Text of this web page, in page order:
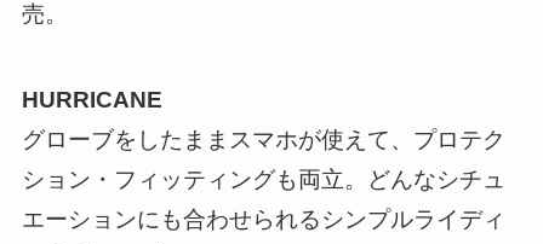
売。
HURRICANE
グローブをしたままスマホが使えて、プロテク
ション・フィッティングも両立。どんなシチュ
エーションにも合わせられるシンプルライディ